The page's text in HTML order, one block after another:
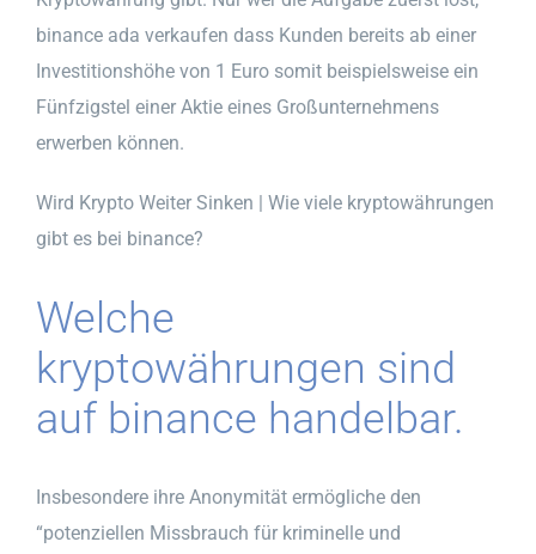
binance ada verkaufen dass Kunden bereits ab einer
Investitionshöhe von 1 Euro somit beispielsweise ein
Fünfzigstel einer Aktie eines Großunternehmens
erwerben können.
Wird Krypto Weiter Sinken | Wie viele kryptowährungen
gibt es bei binance?
Welche
kryptowährungen sind
auf binance handelbar.
Insbesondere ihre Anonymität ermögliche den
“potenziellen Missbrauch für kriminelle und